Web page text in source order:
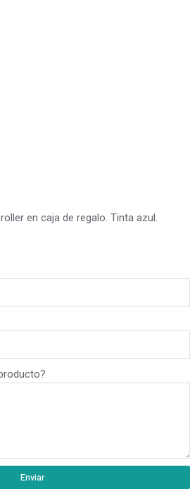
en caja de regalo. Tinta azul.
Enviar